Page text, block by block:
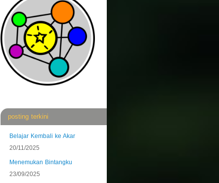
posting terkini
Belajar Kembali ke Akar
20/11/2025
Menemukan Bintangku
23/09/2025